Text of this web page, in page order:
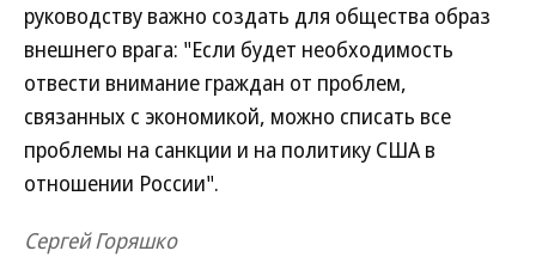
руководству важно создать для общества образ
внешнего врага: "Если будет необходимость
отвести внимание граждан от проблем,
связанных с экономикой, можно списать все
проблемы на санкции и на политику США в
отношении России".
Сергей Горяшко